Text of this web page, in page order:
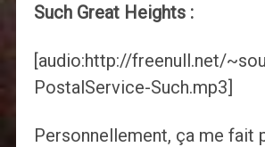
Such Great Heights :
[audio:http://freenull.net/
PostalService-Such.mp3]
Personnellement, ça me fait